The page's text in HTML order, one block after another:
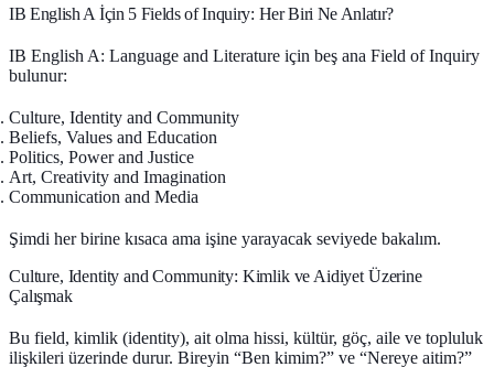
IB English A İçin 5 Fields of Inquiry: Her Biri Ne Anlatır?
IB English A: Language and Literature için beş ana Field of Inquiry
bulunur:
Culture, Identity and Community
Beliefs, Values and Education
Politics, Power and Justice
Art, Creativity and Imagination
Communication and Media
Şimdi her birine kısaca ama işine yarayacak seviyede bakalım.
Culture, Identity and Community: Kimlik ve Aidiyet Üzerine
Çalışmak
Bu field, kimlik (identity), ait olma hissi, kültür, göç, aile ve topluluk
ilişkileri üzerinde durur. Bireyin “Ben kimim?” ve “Nereye aitim?”